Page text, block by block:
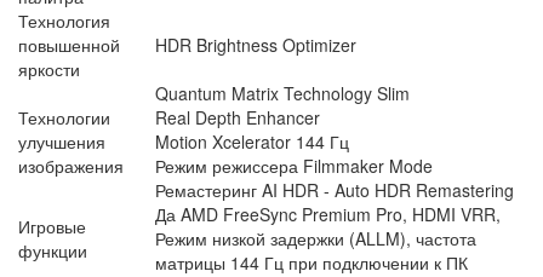
Технология
повышенной
яркости
HDR Brightness Optimizer
Технологии
улучшения
изображения
Quantum Matrix Technology Slim
Real Depth Enhancer
Motion Xcelerator 144 Гц
Режим режиссера Filmmaker Mode
Ремастеринг AI HDR - Auto HDR Remastering
Игровые
функции
Да AMD FreeSync Premium Pro, HDMI VRR,
Режим низкой задержки (ALLM), частота
матрицы 144 Гц при подключении к ПК